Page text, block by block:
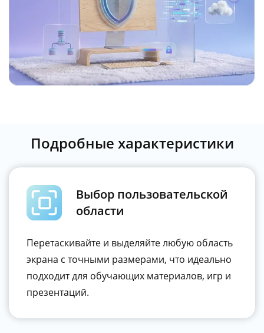
Подробные характеристики
Выбор пользовательской
области
Перетаскивайте и выделяйте любую область
экрана с точными размерами, что идеально
подходит для обучающих материалов, игр и
презентаций.